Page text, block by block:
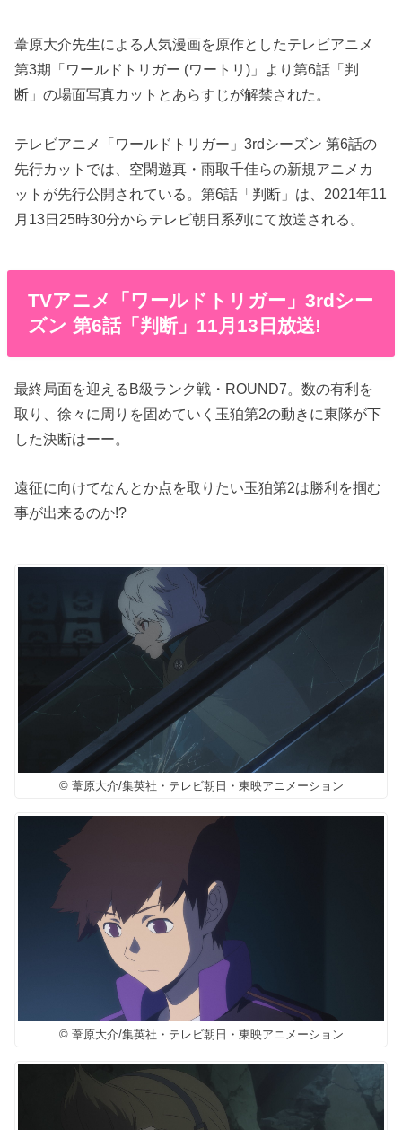
葦原大介先生による人気漫画を原作としたテレビアニメ
第3期「ワールドトリガー (ワートリ)」より第6話「判
断」の場面写真カットとあらすじが解禁された。
テレビアニメ「ワールドトリガー」3rdシーズン 第6話の
先行カットでは、空閑遊真・雨取千佳らの新規アニメカ
ットが先行公開されている。第6話「判断」は、2021年11
月13日25時30分からテレビ朝日系列にて放送される。
TVアニメ「ワールドトリガー」3rdシー
ズン 第6話「判断」11月13日放送!
最終局面を迎えるB級ランク戦・ROUND7。数の有利を
取り、徐々に周りを固めていく玉狛第2の動きに東隊が下
した決断はーー。
遠征に向けてなんとか点を取りたい玉狛第2は勝利を掴む
事が出来るのか!?
© 葦原大介/集英社・テレビ朝日・東映アニメーション
© 葦原大介/集英社・テレビ朝日・東映アニメーション